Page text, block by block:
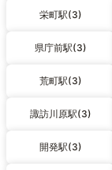
栄町駅(3)
県庁前駅(3)
荒町駅(3)
諏訪川原駅(3)
開発駅(3)